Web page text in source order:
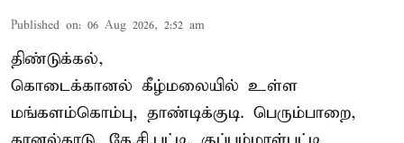
Published on: 06 Aug 2026, 2:52 am
திண்டுக்கல்,
கொடைக்கானல் கீழ்மலையில் உள்ள
மங்களம்கொம்பு, தாண்டிக்குடி. பெரும்பாறை,